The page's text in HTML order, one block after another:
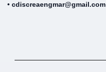
• cdiscreaengmar@gmail.com